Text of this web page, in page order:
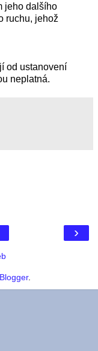
jeho dalšího
ruchu, jehož
od ustanovení
neplatná.
›
Blogger.